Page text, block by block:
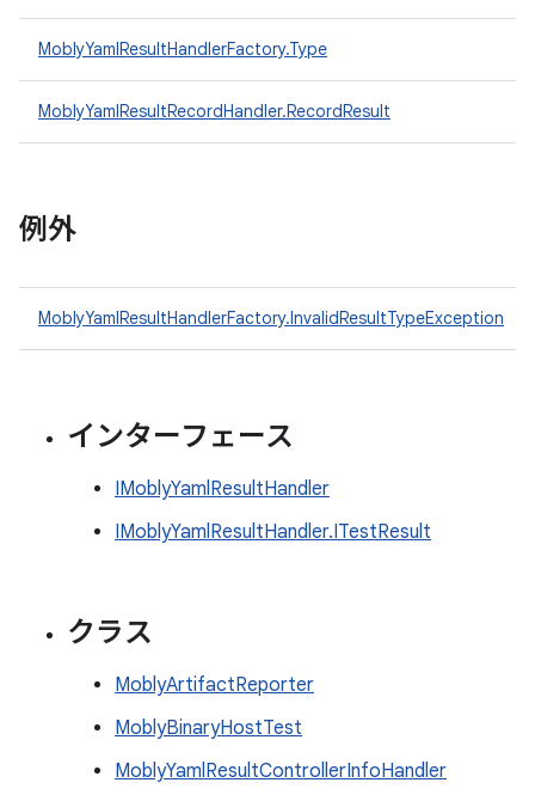
MoblyYamlResultHandlerFactory.Type
MoblyYamlResultRecordHandler.RecordResult
例外
MoblyYamlResultHandlerFactory.InvalidResultTypeException
インターフェース
IMoblyYamlResultHandler
IMoblyYamlResultHandler.ITestResult
クラス
MoblyArtifactReporter
MoblyBinaryHostTest
MoblyYamlResultControllerInfoHandler